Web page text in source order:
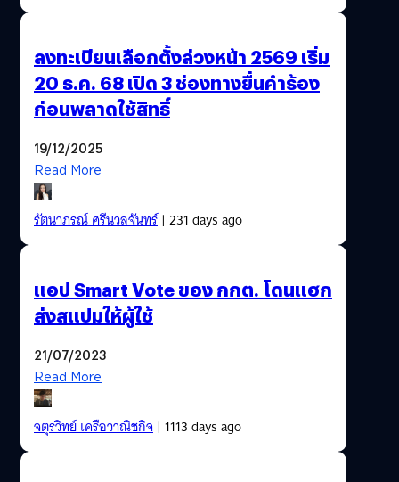
ลงทะเบียนเลือกตั้งล่วงหน้า 2569 เริ่ม
20 ธ.ค. 68 เปิด 3 ช่องทางยื่นคำร้อง
ก่อนพลาดใช้สิทธิ์
19/12/2025
Read More
รัตนาภรณ์ ศรีนวลจันทร์| 231 days ago
แอป Smart Vote ของ กกต. โดนแฮก
ส่งสแปมให้ผู้ใช้
21/07/2023
Read More
จตุรวิทย์ เครือวาณิชกิจ| 1113 days ago